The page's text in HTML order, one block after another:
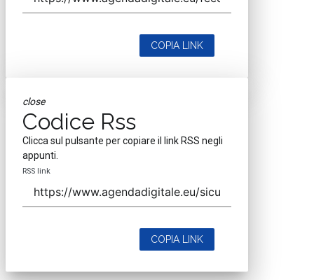
COPIA LINK
close
Codice Rss
Clicca sul pulsante per copiare il link RSS negli
appunti.
RSS link
COPIA LINK